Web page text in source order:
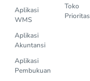
Aplikasi
WMS
Aplikasi
Akuntansi
Aplikasi
Pembukuan
Toko
Prioritas